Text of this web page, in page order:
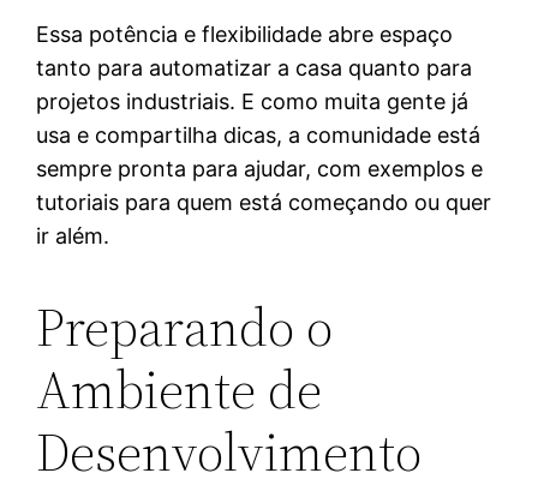
Essa potência e flexibilidade abre espaço
tanto para automatizar a casa quanto para
projetos industriais. E como muita gente já
usa e compartilha dicas, a comunidade está
sempre pronta para ajudar, com exemplos e
tutoriais para quem está começando ou quer
ir além.
Preparando o
Ambiente de
Desenvolvimento